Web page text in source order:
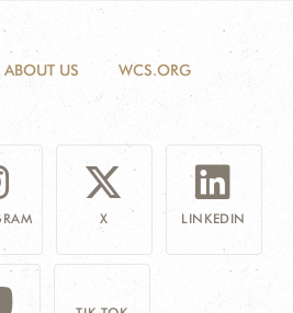
ABOUT US WCS.ORG
X LINKEDIN